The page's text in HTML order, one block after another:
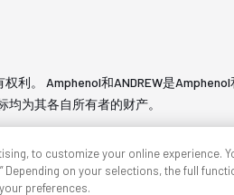
利。 Amphenol和ANDREW是
为其各自所有者的财产。
to customize your online experience.
Depending on your selections, the full
preferences.